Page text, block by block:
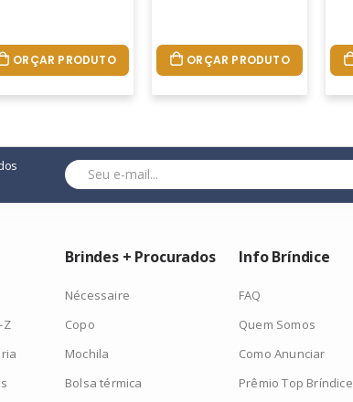
ORÇAR PRODUTO ORÇAR PRODUTO
Z
Brindes + Procurados
Nécessaire
Copo
Mochila
Bolsa térmica
Info Bríndice
FAQ
Quem Somos
Como Anunciar
Prêmio Top Bríndice